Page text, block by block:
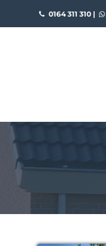
0164 311 310|